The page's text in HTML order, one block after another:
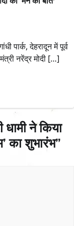
पार्क, देहरादून में पूर्व
नरेंद्र मोदी […]
धामी ने किया
का शुभारंभ”